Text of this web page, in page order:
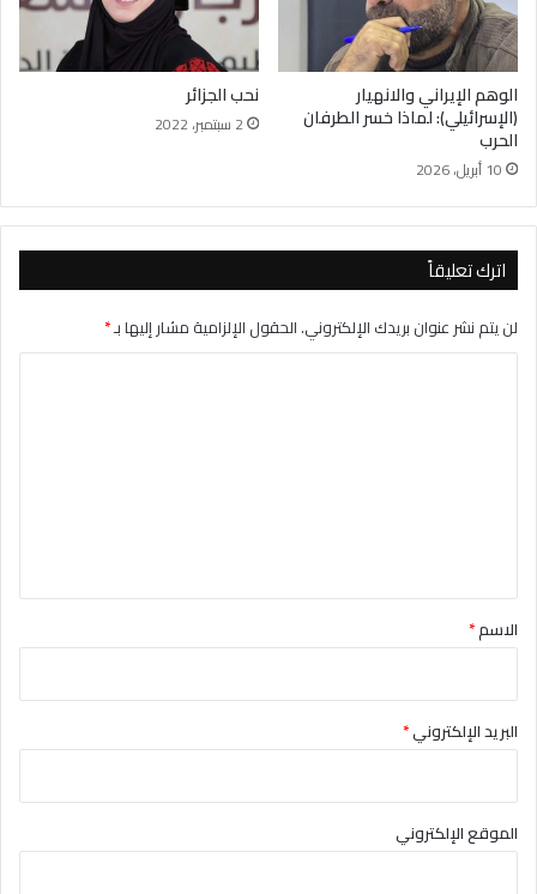
الوهم الإيراني والانهيار
(الإسرائيلي): لماذا خسر الطرفان
الحرب
10 أبريل، 2026
نحب الجزائر
2 سبتمبر، 2022
اترك تعليقاً
لن يتم نشر عنوان بريدك الإلكتروني.الحقول الإلزامية مشار إليها بـ*
*الاسم*
البريد الإلكتروني*
الموقع الإلكتروني